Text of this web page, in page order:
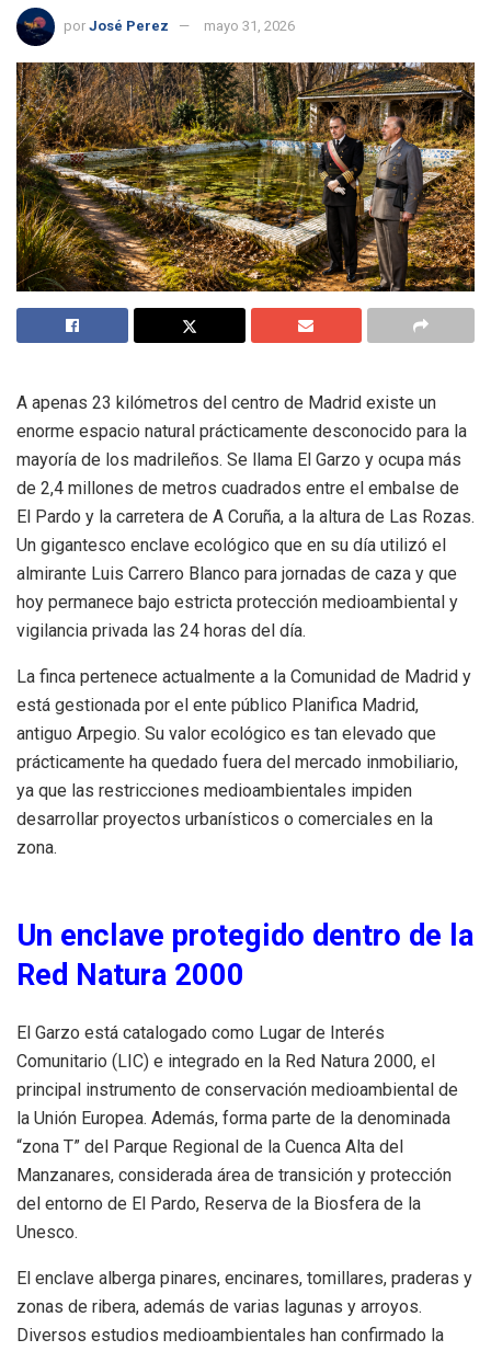
por José Perez mayo 31, 2026
A apenas 23 kilómetros del centro de Madrid existe un
enorme espacio natural prácticamente desconocido para la
mayoría de los madrileños. Se llama El Garzo y ocupa más
de 2,4 millones de metros cuadrados entre el embalse de
El Pardo y la carretera de A Coruña, a la altura de Las Rozas.
Un gigantesco enclave ecológico que en su día utilizó el
almirante Luis Carrero Blanco para jornadas de caza y que
hoy permanece bajo estricta protección medioambiental y
vigilancia privada las 24 horas del día.
La finca pertenece actualmente a la Comunidad de Madrid y
está gestionada por el ente público Planifica Madrid,
antiguo Arpegio. Su valor ecológico es tan elevado que
prácticamente ha quedado fuera del mercado inmobiliario,
ya que las restricciones medioambientales impiden
desarrollar proyectos urbanísticos o comerciales en la
zona.
Un enclave protegido dentro de la
Red Natura 2000
El Garzo está catalogado como Lugar de Interés
Comunitario (LIC) e integrado en la Red Natura 2000, el
principal instrumento de conservación medioambiental de
la Unión Europea. Además, forma parte de la denominada
“zona T” del Parque Regional de la Cuenca Alta del
Manzanares, considerada área de transición y protección
del entorno de El Pardo, Reserva de la Biosfera de la
Unesco.
El enclave alberga pinares, encinares, tomillares, praderas y
zonas de ribera, además de varias lagunas y arroyos.
Diversos estudios medioambientales han confirmado la